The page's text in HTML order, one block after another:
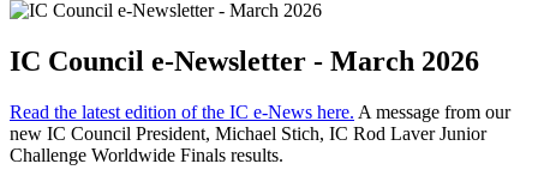
IC Council e-Newsletter - March 2026
Read the latest edition of the IC e-News here. A message from our
new IC Council President, Michael Stich, IC Rod Laver Junior
Challenge Worldwide Finals results.